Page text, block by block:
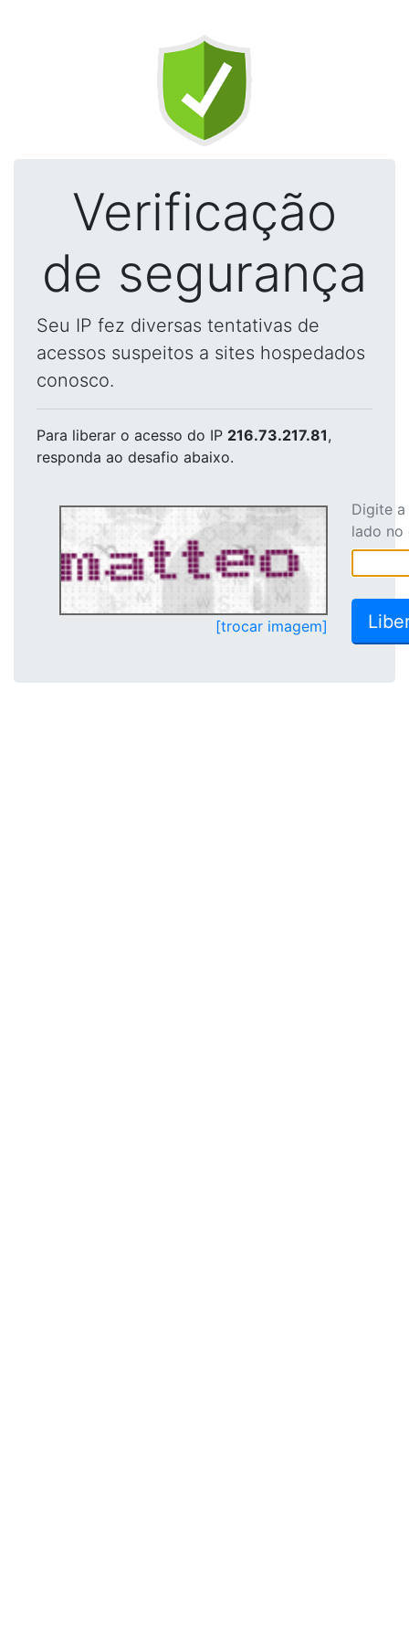
Verificação
de segurança
Seu IP fez diversas tentativas de
acessos suspeitos a sites hospedados
conosco.
Para liberar o acesso do IP 216.73.217.81,
responda ao desafio abaixo.
[trocar imagem]
Digite
lado no